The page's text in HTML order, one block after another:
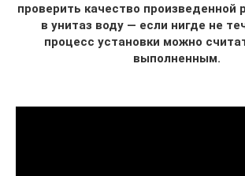
проверить качество произведенной
в унитаз воду — если нигде не
процесс установки можно
выполненным.